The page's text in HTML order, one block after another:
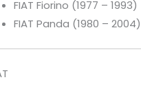
FIAT Fiorino (1977 – 1993)
FIAT Panda (1980 – 2004)